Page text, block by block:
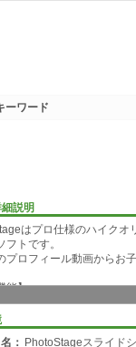
説明
はプロ仕様のハイクオ
フトです。
プロフィール動画からお
能】
画を簡単にドラッグして
リティなエフェクトが豊富
風などの演出に便利なフ
： PhotoStageスライド
ーワード